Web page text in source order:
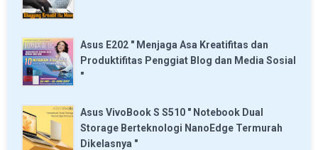
Asus E202 " Menjaga Asa Kreatifitas dan
Produktifitas Penggiat Blog dan Media Sosial
"
Asus VivoBook S S510 " Notebook Dual
Storage Berteknologi NanoEdge Termurah
Dikelasnya "